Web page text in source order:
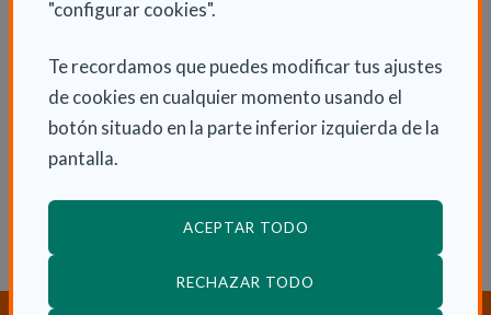
"configurar cookies".
Te recordamos que puedes modificar tus ajustes
de cookies en cualquier momento usando el
botón situado en la parte inferior izquierda de la
pantalla.
ACEPTAR TODO
RECHAZAR TODO
ENLACES RELACIONADOS
Consulta otras Noticias de Actualidad